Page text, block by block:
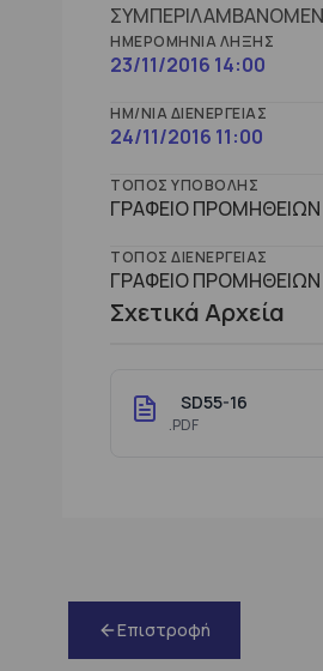
ΗΜΕΡΟΜΗΝΊΑ ΛΉΞΗΣ
23/11/2016 14:00
ΗΜ/ΝΊΑ ΔΙΕΝΈΡΓΕΙΑΣ
24/11/2016 11:00
ΤΌΠΟΣ ΥΠΟΒΟΛΉΣ
ΓΡΑΦΕΙΟ
ΤΌΠΟΣ ΔΙΕΝΈΡΓΕΙΑΣ
ΓΡΑΦΕΙΟ ΠΡΟΜΗΘΕΙΩΝ
Σχετικά Αρχεία
SD55-16
.PDF
Επιστροφή